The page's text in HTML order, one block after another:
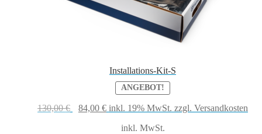
Installations-Kit-S
ANGEBOT!
130,00€
Ursprünglicher
84,00 €Aktueller
inkl. 19% MwSt. zzgl. Versandkosten
inkl. MwSt.